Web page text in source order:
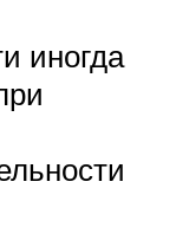
иногда